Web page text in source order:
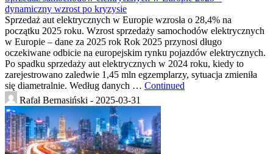
dynamiczny wzrost po kryzysie
Sprzedaż aut elektrycznych w Europie wzrosła o 28,4% na
początku 2025 roku. Wzrost sprzedaży samochodów elektrycznych
w Europie – dane za 2025 rok Rok 2025 przynosi długo
oczekiwane odbicie na europejskim rynku pojazdów elektrycznych.
Po spadku sprzedaży aut elektrycznych w 2024 roku, kiedy to
zarejestrowano zaledwie 1,45 mln egzemplarzy, sytuacja zmieniła
się diametralnie. Według danych … Continued
Rafał Bernasiński - 2025-03-31